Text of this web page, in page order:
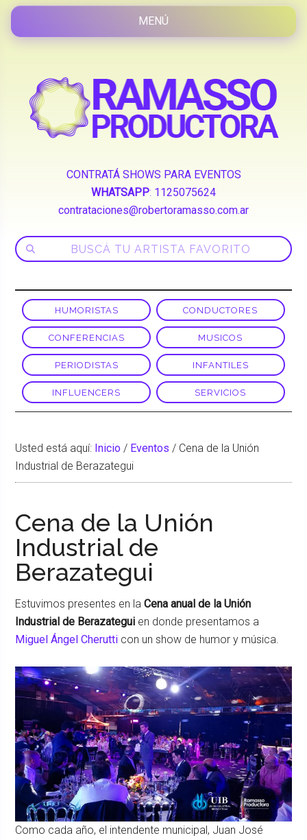
CONTRATÁ SHOWS PARA EVENTOS
WHATSAPP: 1125075624
contrataciones@robertoramasso.com.ar
HUMORISTAS CONDUCTORES
CONFERENCIAS MUSICOS
PERIODISTAS INFANTILES
INFLUENCERS SERVICIOS
Usted está aquí: Inicio / Eventos / Cena de la Unión
Industrial de Berazategui
Cena de la Unión
Industrial de
Berazategui
Estuvimos presentes en laCena anual de la Unión
Industrial de Berazategui en donde presentamos a
Miguel Ángel Cherutti con un show de humor y música.
Como cada año, el intendente municipal, Juan José